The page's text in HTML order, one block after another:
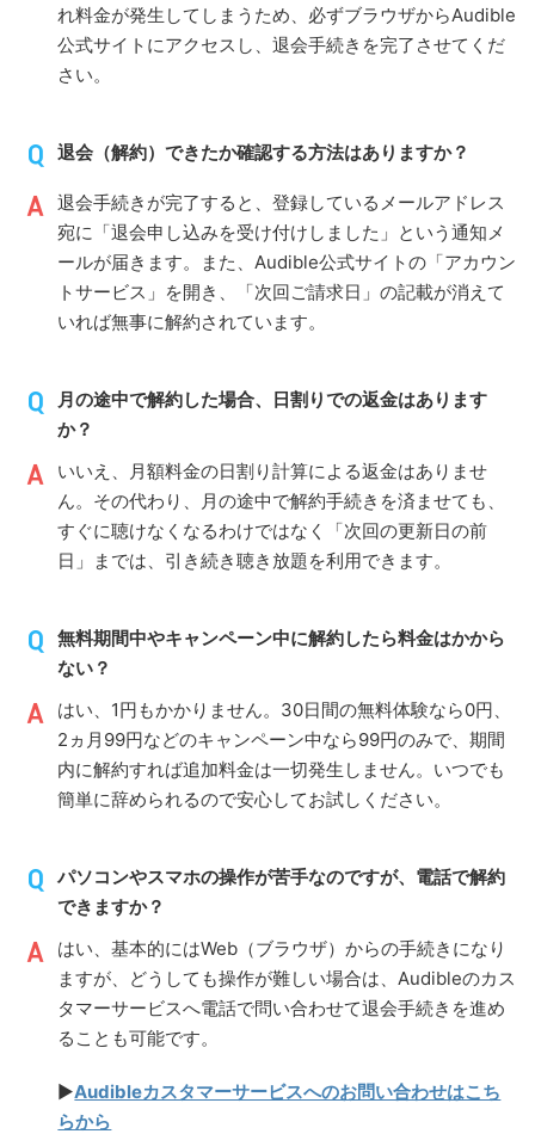
れ料金が発生してしまうため、必ずブラウザからAudible
公式サイトにアクセスし、退会手続きを完了させてくだ
さい。
退会（解約）できたか確認する方法はありますか？
退会手続きが完了すると、登録しているメールアドレス
宛に「退会申し込みを受け付けしました」という通知メ
ールが届きます。また、Audible公式サイトの「アカウン
トサービス」を開き、「次回ご請求日」の記載が消えて
いれば無事に解約されています。
月の途中で解約した場合、日割りでの返金はあります
か？
いいえ、月額料金の日割り計算による返金はありませ
ん。その代わり、月の途中で解約手続きを済ませても、
すぐに聴けなくなるわけではなく「次回の更新日の前
日」までは、引き続き聴き放題を利用できます。
無料期間中やキャンペーン中に解約したら料金はかから
ない？
はい、1円もかかりません。30日間の無料体験なら0円、
2ヵ月99円などのキャンペーン中なら99円のみで、期間
内に解約すれば追加料金は一切発生しません。いつでも
簡単に辞められるので安心してお試しください。
パソコンやスマホの操作が苦手なのですが、電話で解約
できますか？
はい、基本的にはWeb（ブラウザ）からの手続きになり
ますが、どうしても操作が難しい場合は、Audibleのカス
タマーサービスへ電話で問い合わせて退会手続きを進め
ることも可能です。
▶Audibleカスタマーサービスへのお問い合わせはこち
らから